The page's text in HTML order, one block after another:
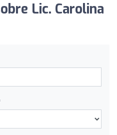
Lic. Carolina